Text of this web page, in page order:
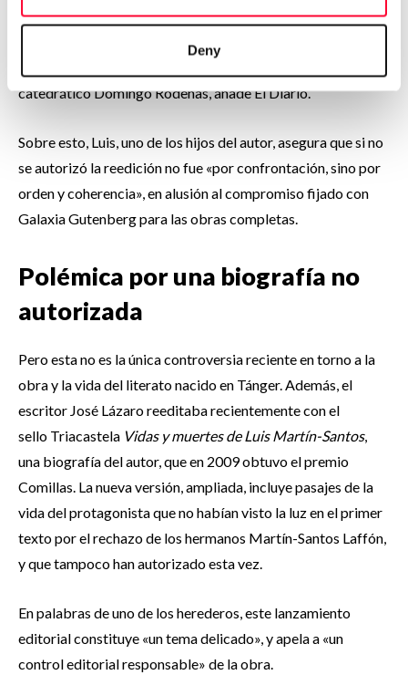
Deny
Martín-Santos. De hecho, la editorial ya ha publicado varios
tomos, y concluirá en 2028 con la publicación de una nueva
catedrático Domingo Ródenas, añade El Diario.
Sobre esto, Luis, uno de los hijos del autor, asegura que si no
se autorizó la reedición no fue «por confrontación, sino por
orden y coherencia», en alusión al compromiso fijado con
Galaxia Gutenberg para las obras completas.
Polémica por una biografía no
autorizada
Pero esta no es la única controversia reciente en torno a la
obra y la vida del literato nacido en Tánger. Además, el
escritor José Lázaro reeditaba recientemente con el
sello Triacastela Vidas y muertes de Luis Martín-Santos,
una biografía del autor, que en 2009 obtuvo el premio
Comillas. La nueva versión, ampliada, incluye pasajes de la
vida del protagonista que no habían visto la luz en el primer
texto por el rechazo de los hermanos Martín-Santos Laffón,
y que tampoco han autorizado esta vez.
En palabras de uno de los herederos, este lanzamiento
editorial constituye «un tema delicado», y apela a «un
control editorial responsable» de la obra.